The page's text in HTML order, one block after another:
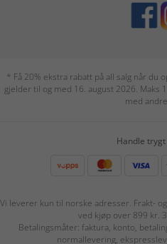
* Få 20% ekstra rabatt på all salg når du
gjelder til og med 16. august 2026. Maks
med
Handle
Vi leverer kun til norske adresser. Frakt-
ved kjøp over 899 kr.
Betalingsmåter: faktura, konto,
normallevering,